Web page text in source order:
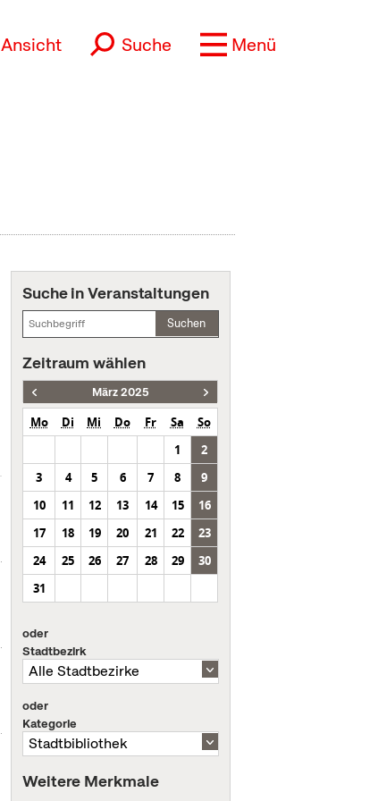
Ansicht Suche Menü
Suche in Veranstaltungen
Suchen
Zeitraum wählen
März 2025
Mo Di Mi Do Fr Sa
So
1
2
3
4 5 6 7 8
9
10
11 12 13 14 15
16
17
18 19 20 21 22
23
24
25 26 27 28 29
30
31
oder
Stadtbezirk
oder
Kategorie
Weitere Merkmale